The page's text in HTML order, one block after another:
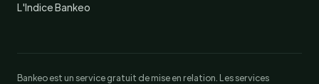
L'Indice Bankeo
Bankeo est un service gratuit de mise en relation. Les services